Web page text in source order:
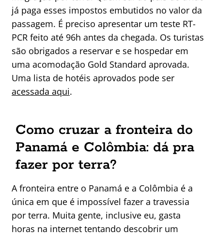
já paga esses impostos embutidos no valor da
passagem. É preciso apresentar um teste RT-
PCR feito até 96h antes da chegada. Os turistas
são obrigados a reservar e se hospedar em
uma acomodação Gold Standard aprovada.
Uma lista de hotéis aprovados pode ser
acessada aqui.
Como cruzar a fronteira do
Panamá e Colômbia: dá pra
fazer por terra?
A fronteira entre o Panamá e a Colômbia é a
única em que é impossível fazer a travessia
por terra. Muita gente, inclusive eu, gasta
horas na internet tentando descobrir um